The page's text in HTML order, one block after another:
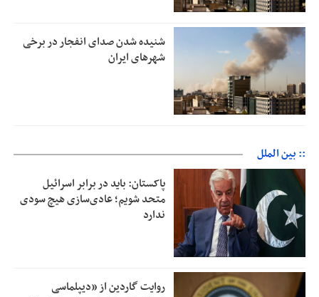
شنیده شدن صدای انفجار در برخی
شهرهای ایران
:: بین الملل
پاکستان: باید در برابر اسرائیل
متحد شویم؛ عادی‌سازی هیچ سودی
ندارد
روایت گاردین از «دیپلماسی